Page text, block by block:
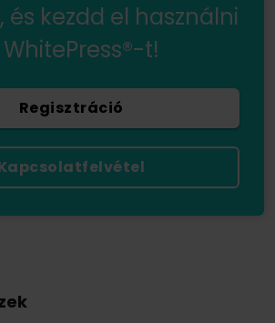
kezdd el használni
t!
Regisztráció